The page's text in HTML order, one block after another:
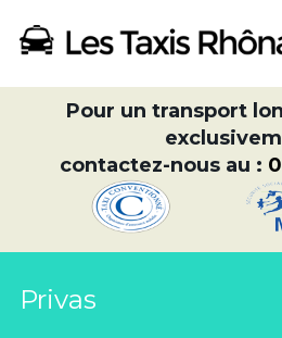
Pour un transport
contactez-nous au :
Privas